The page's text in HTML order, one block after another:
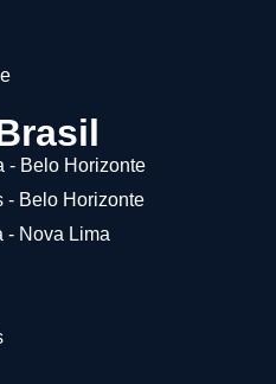
- Belo Horizonte
- Belo Horizonte
- Nova Lima